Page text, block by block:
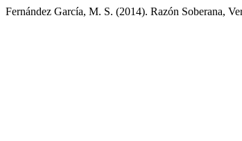
Fernández García, M. S. (2014). Razón Soberana,